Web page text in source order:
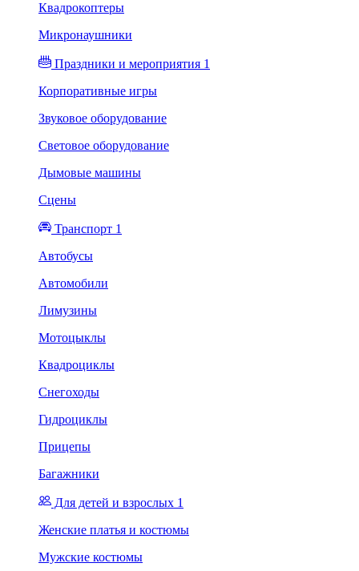
Квадрокоптеры
Микронаушники
Праздники и мероприятия 1
Корпоративные игры
Звуковое оборудование
Световое оборудование
Дымовые машины
Сцены
Транспорт 1
Автобусы
Автомобили
Лимузины
Мотоцыклы
Квадроциклы
Снегоходы
Гидроциклы
Прицепы
Багажники
Для детей и взрослых 1
Женские платья и костюмы
Мужские костюмы